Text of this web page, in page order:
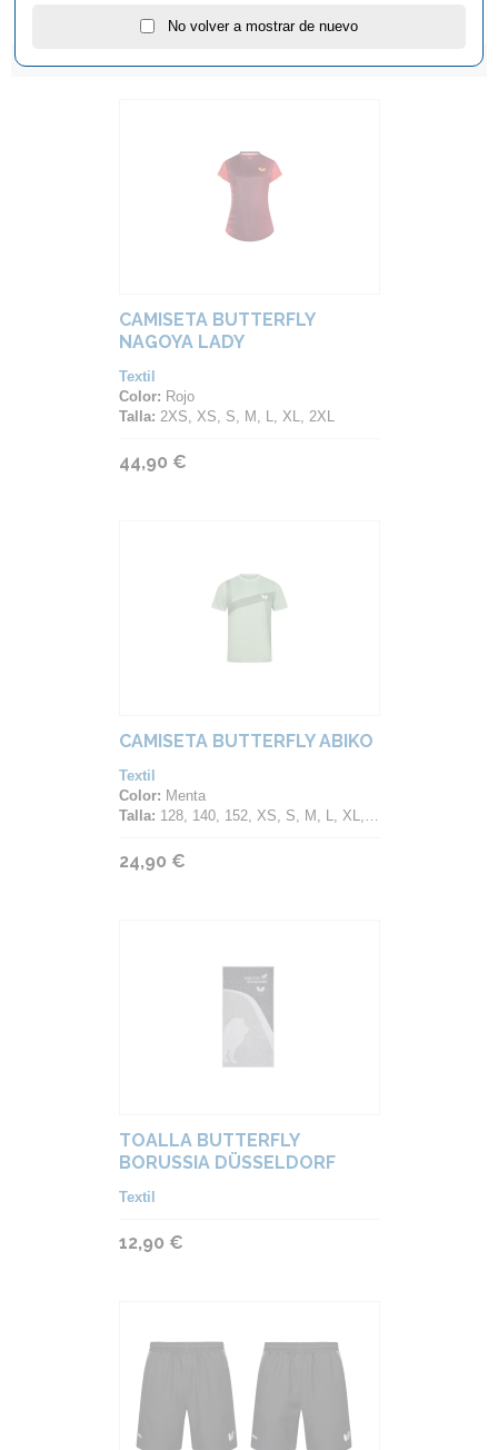
CAMISETA BUTTERFLY
NAGOYA LADY
Textil
Color: Rojo
Talla: 2XS, XS, S, M, L, XL, 2XL
44,90 €
CAMISETA BUTTERFLY ABIKO
Textil
Color: Menta
Talla: 128, 140, 152, XS, S, M, L, XL, 2XL, 3XL, 4XL
24,90 €
TOALLA BUTTERFLY
BORUSSIA DÜSSELDORF
Textil
12,90 €
No volver a mostrar de nuevo